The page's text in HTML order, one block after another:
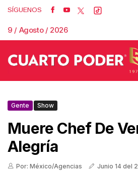
SÍGUENOS
9 / Agosto / 2026
Gente Show
Muere Chef De
Alegría
Por: México/Agencias Junio 14 del